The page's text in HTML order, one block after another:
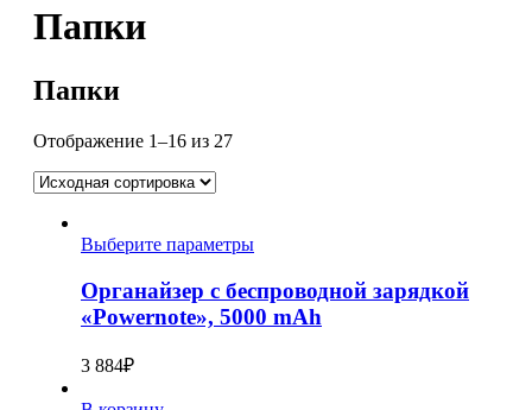
Папки
Папки
Отображение 1–16 из 27
Выберите параметры
Органайзер с беспроводной зарядкой
«Powernote», 5000 mAh
3 884₽